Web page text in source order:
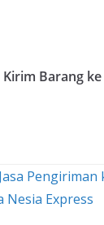
Kirim Barang